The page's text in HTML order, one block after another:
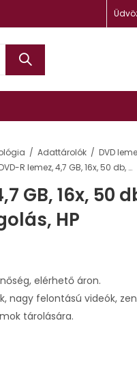
Adattárolók
DVD
DVD-R lemez, 4,7 GB, 16x, 50 db, zsugor csomagolás, HP
GB, 16x, 50
HP
elérhető áron.
nagy felontású videók,
tárolására.